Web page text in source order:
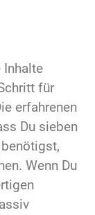
Inhalte
für
erfahrenen
Du sieben
Wenn Du